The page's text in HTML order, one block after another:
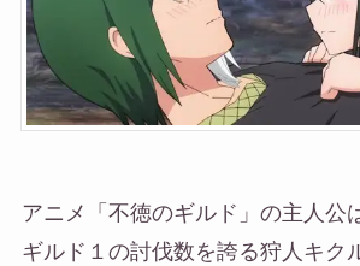
アニメ「不徳のギルド」の主人公
ギルド１の討伐数を誇る狩人キク